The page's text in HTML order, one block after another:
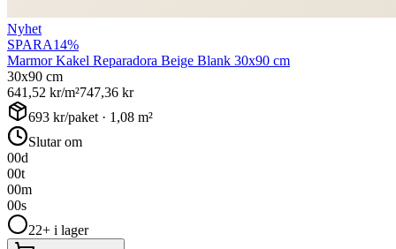
Nyhet
SPARA14%
Marmor Kakel Reparadora Beige Blank 30x90 cm
30x90 cm
641,52 kr/m²747,36 kr
693 kr/paket · 1,08 m²
Slutar om
00d
00t
00m
00s
22+ i lager